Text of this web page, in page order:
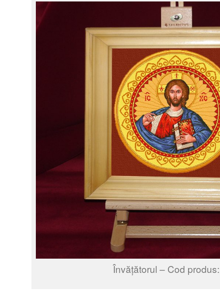
Învățătorul – Cod